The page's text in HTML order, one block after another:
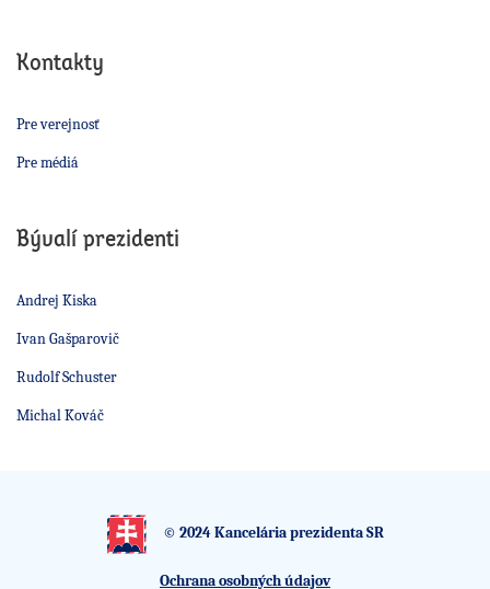
Kontakty
Pre verejnosť
Pre médiá
Bývalí prezidenti
Andrej Kiska
Ivan Gašparovič
Rudolf Schuster
Michal Kováč
© 2024 Kancelária prezidenta SR
Ochrana osobných údajov